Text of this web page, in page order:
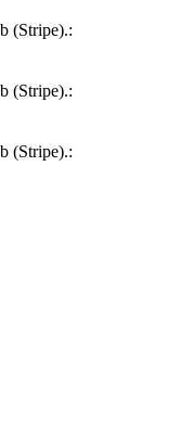
(Stripe).:
(Stripe).:
(Stripe).: